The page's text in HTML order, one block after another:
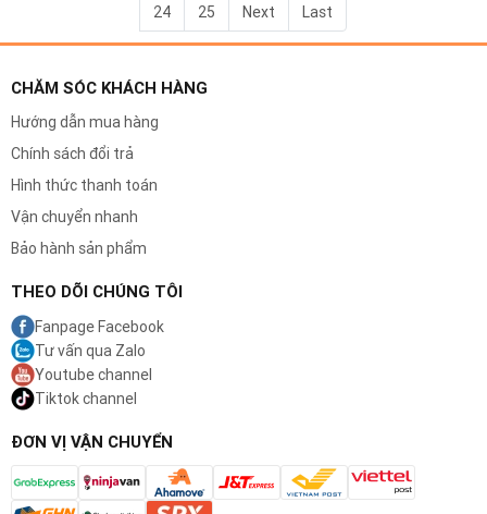
24 25 Next Last
CHĂM SÓC KHÁCH HÀNG
Hướng dẫn mua hàng
Chính sách đổi trả
Hình thức thanh toán
Vận chuyển nhanh
Bảo hành sản phẩm
THEO DÕI CHÚNG TÔI
Fanpage Facebook
Tư vấn qua Zalo
Youtube channel
Tiktok channel
ĐƠN VỊ VẬN CHUYỂN